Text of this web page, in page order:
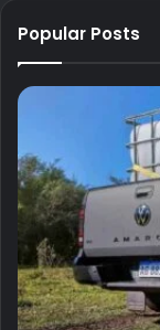
Popular Posts